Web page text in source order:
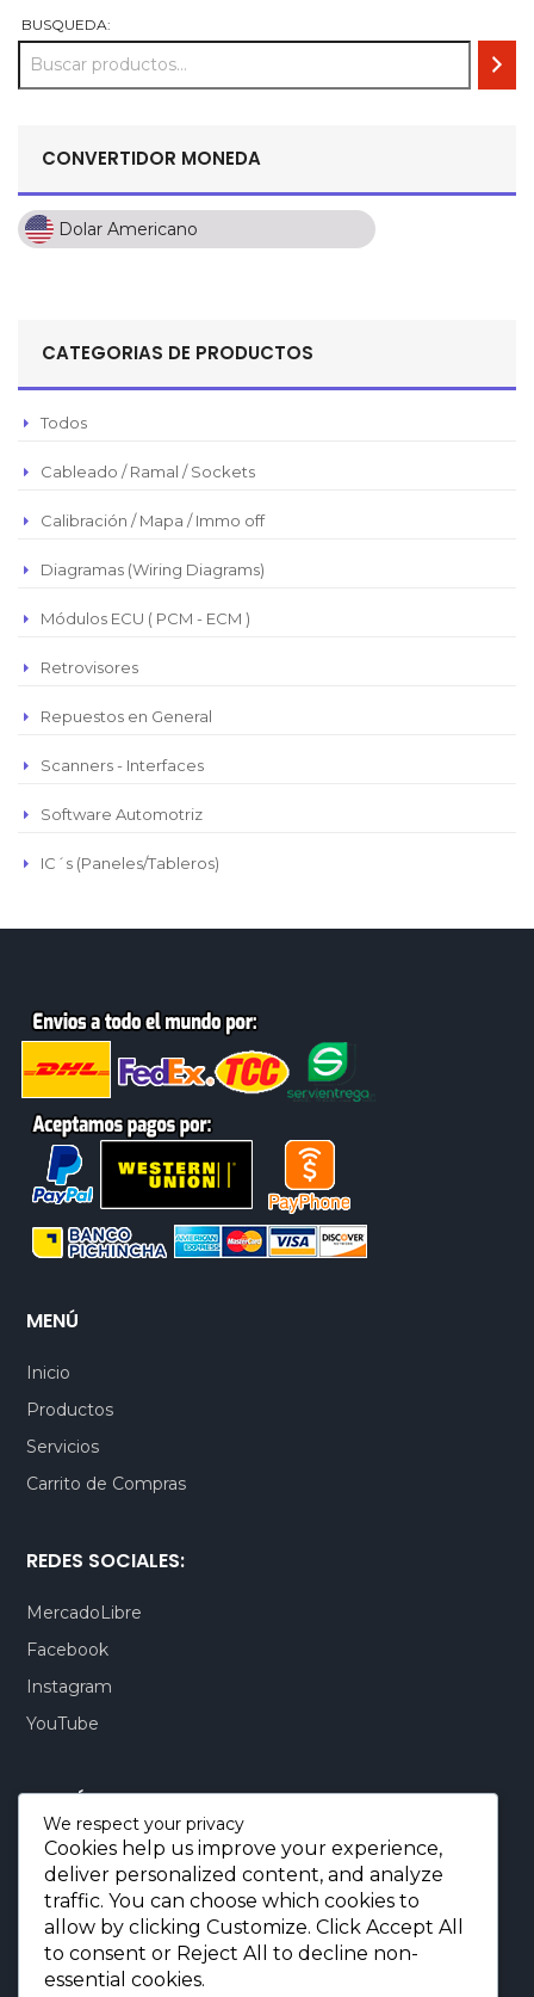
BUSQUEDA:
CONVERTIDOR MONEDA
Dolar Americano
Dolar Americano
Pesos Mexicanos
Euro
Real Brasilero
CATEGORIAS DE PRODUCTOS
Todos
Cableado / Ramal / Sockets
Calibración / Mapa / Immo off
Diagramas (Wiring Diagrams)
Módulos ECU ( PCM - ECM )
Retrovisores
Repuestos en General
Scanners - Interfaces
Software Automotriz
IC´s (Paneles/Tableros)
MENÚ
Inicio
Productos
Servicios
Carrito de Compras
REDES SOCIALES:
MercadoLibre
Facebook
Instagram
YouTube
CONTÁCTENOS:
Quito-Ecuador:+593 99 803 7777
Llamadas: +593 99 803 7777
Miami-USA: +1 (872) 295 6069
E-mail.:info@borjaimportaciones.com
We respect your privacy
Cookies help us improve your experience,
deliver personalized content, and analyze
traffic. You can choose which cookies to
allow by clicking Customize. Click Accept All
to consent or Reject All
to decline non-
essential cookies.